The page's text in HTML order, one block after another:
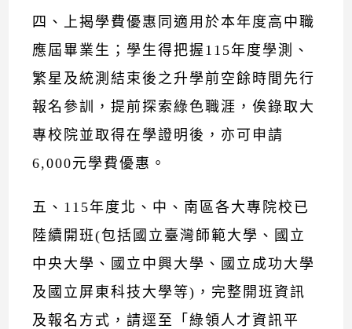
四、上揭學費優惠同適用於本年度高中職
應屆畢業生；學生得把握115年度學測、
繁星及統測結束後之升學前空餘時間先行
報名參訓，提前探索綠色職涯，俟錄取大
專校院並取得在學證明後，亦可申請
6,000元學費優惠。
五、115年度北、中、南區各大專院校已
陸續開班(包括國立臺灣師範大學、國立
中央大學、國立中興大學、國立成功大學
及國立屏東科技大學等)，完整開班資訊
及報名方式，請逕至「綠領人才資訊平